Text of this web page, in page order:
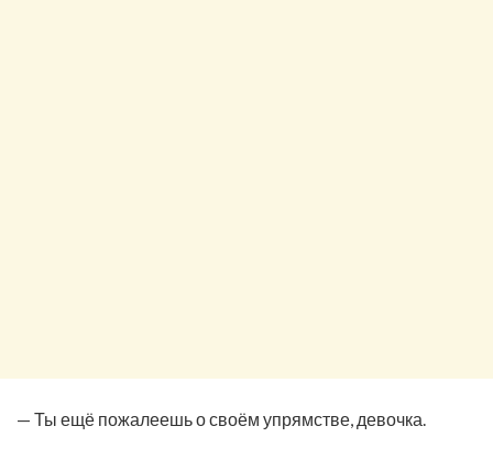
— Ты ещё пожалеешь о своём упрямстве, девочка.